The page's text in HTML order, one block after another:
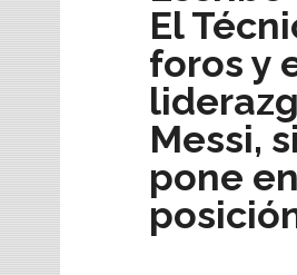
El
foros y
Messi,
pone